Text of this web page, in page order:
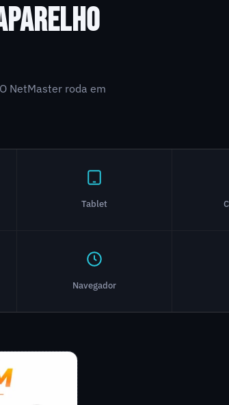
NetMaster roda em
Tablet
Navegador